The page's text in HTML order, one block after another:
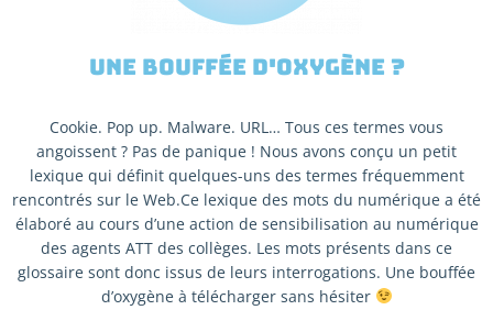
Une bouffée d'oxygène ?
Cookie. Pop up. Malware. URL… Tous ces termes vous
angoissent ? Pas de panique ! Nous avons conçu un petit
lexique qui définit quelques-uns des termes fréquemment
rencontrés sur le Web.Ce lexique des mots du numérique a été
élaboré au cours d’une action de sensibilisation au numérique
des agents ATT des collèges. Les mots présents dans ce
glossaire sont donc issus de leurs interrogations. Une bouffée
d’oxygène à télécharger sans hésiter